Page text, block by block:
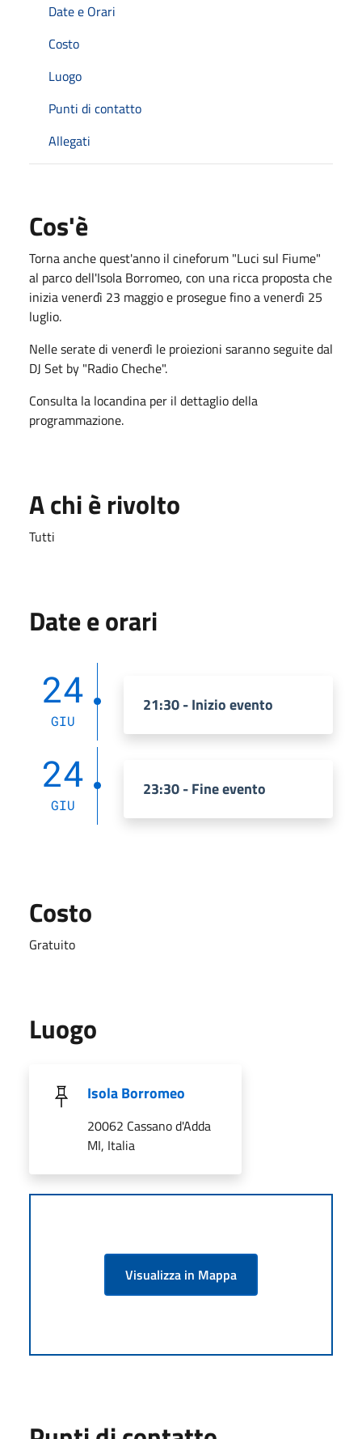
Date e Orari
Costo
Luogo
Punti di contatto
Allegati
Cos'è
Torna anche quest'anno il cineforum "Luci sul Fiume"
al parco dell'Isola Borromeo, con una ricca proposta che
inizia venerdì 23 maggio e prosegue fino a venerdì 25
luglio.
Nelle serate di venerdì le proiezioni saranno seguite dal
DJ Set by "Radio Cheche".
Consulta la locandina per il dettaglio della
programmazione.
A chi è rivolto
Tutti
Date e orari
24
GIU
21:30 - Inizio evento
24
GIU
23:30 - Fine evento
Costo
Gratuito
Luogo
Isola Borromeo
20062 Cassano d'Adda
MI, Italia
Visualizza in Mappa